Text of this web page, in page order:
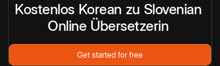
Kostenlos Korean zu Slovenian
Online Übersetzerin
Get started for free